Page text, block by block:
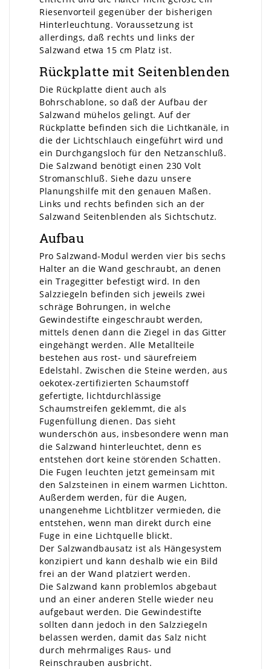
Riesenvorteil gegenüber der bisherigen
Hinterleuchtung. Voraussetzung ist
allerdings, daß rechts und links der
Salzwand etwa 15 cm Platz ist.
Rückplatte mit Seitenblenden
Die Rückplatte dient auch als
Bohrschablone, so daß der Aufbau der
Salzwand mühelos gelingt. Auf der
Rückplatte befinden sich die Lichtkanäle, in
die der Lichtschlauch eingeführt wird und
ein Durchgangsloch für den Netzanschluß.
Die Salzwand benötigt einen 230 Volt
Stromanschluß. Siehe dazu unsere
Planungshilfe mit den genauen Maßen.
Links und rechts befinden sich an der
Salzwand Seitenblenden als Sichtschutz.
Aufbau
Pro Salzwand-Modul werden vier bis sechs
Halter an die Wand geschraubt, an denen
ein Tragegitter befestigt wird. In den
Salzziegeln befinden sich jeweils zwei
schräge Bohrungen, in welche
Gewindestifte eingeschraubt werden,
mittels denen dann die Ziegel in das Gitter
eingehängt werden. Alle Metallteile
bestehen aus rost- und säurefreiem
Edelstahl. Zwischen die Steine werden, aus
oekotex-zertifizierten Schaumstoff
gefertigte, lichtdurchlässige
Schaumstreifen geklemmt, die als
Fugenfüllung dienen. Das sieht
wunderschön aus, insbesondere wenn man
die Salzwand hinterleuchtet, denn es
entstehen dort keine störenden Schatten.
Die Fugen leuchten jetzt gemeinsam mit
den Salzsteinen in einem warmen Lichtton.
Außerdem werden, für die Augen,
unangenehme Lichtblitzer vermieden, die
entstehen, wenn man direkt durch eine
Fuge in eine Lichtquelle blickt.
Der Salzwandbausatz ist als Hängesystem
konzipiert und kann deshalb wie ein Bild
frei an der Wand platziert werden.
Die Salzwand kann problemlos abgebaut
und an einer anderen Stelle wieder neu
aufgebaut werden. Die Gewindestifte
sollten dann jedoch in den Salzziegeln
belassen werden, damit das Salz nicht
durch mehrmaliges Raus- und
Reinschrauben ausbricht.